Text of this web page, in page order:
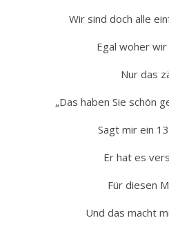
Wir sind doch alle
Egal woher
Nur das
„Das haben Sie schön
Sagt mir ein
Er hat es
Für diesen
Und das macht